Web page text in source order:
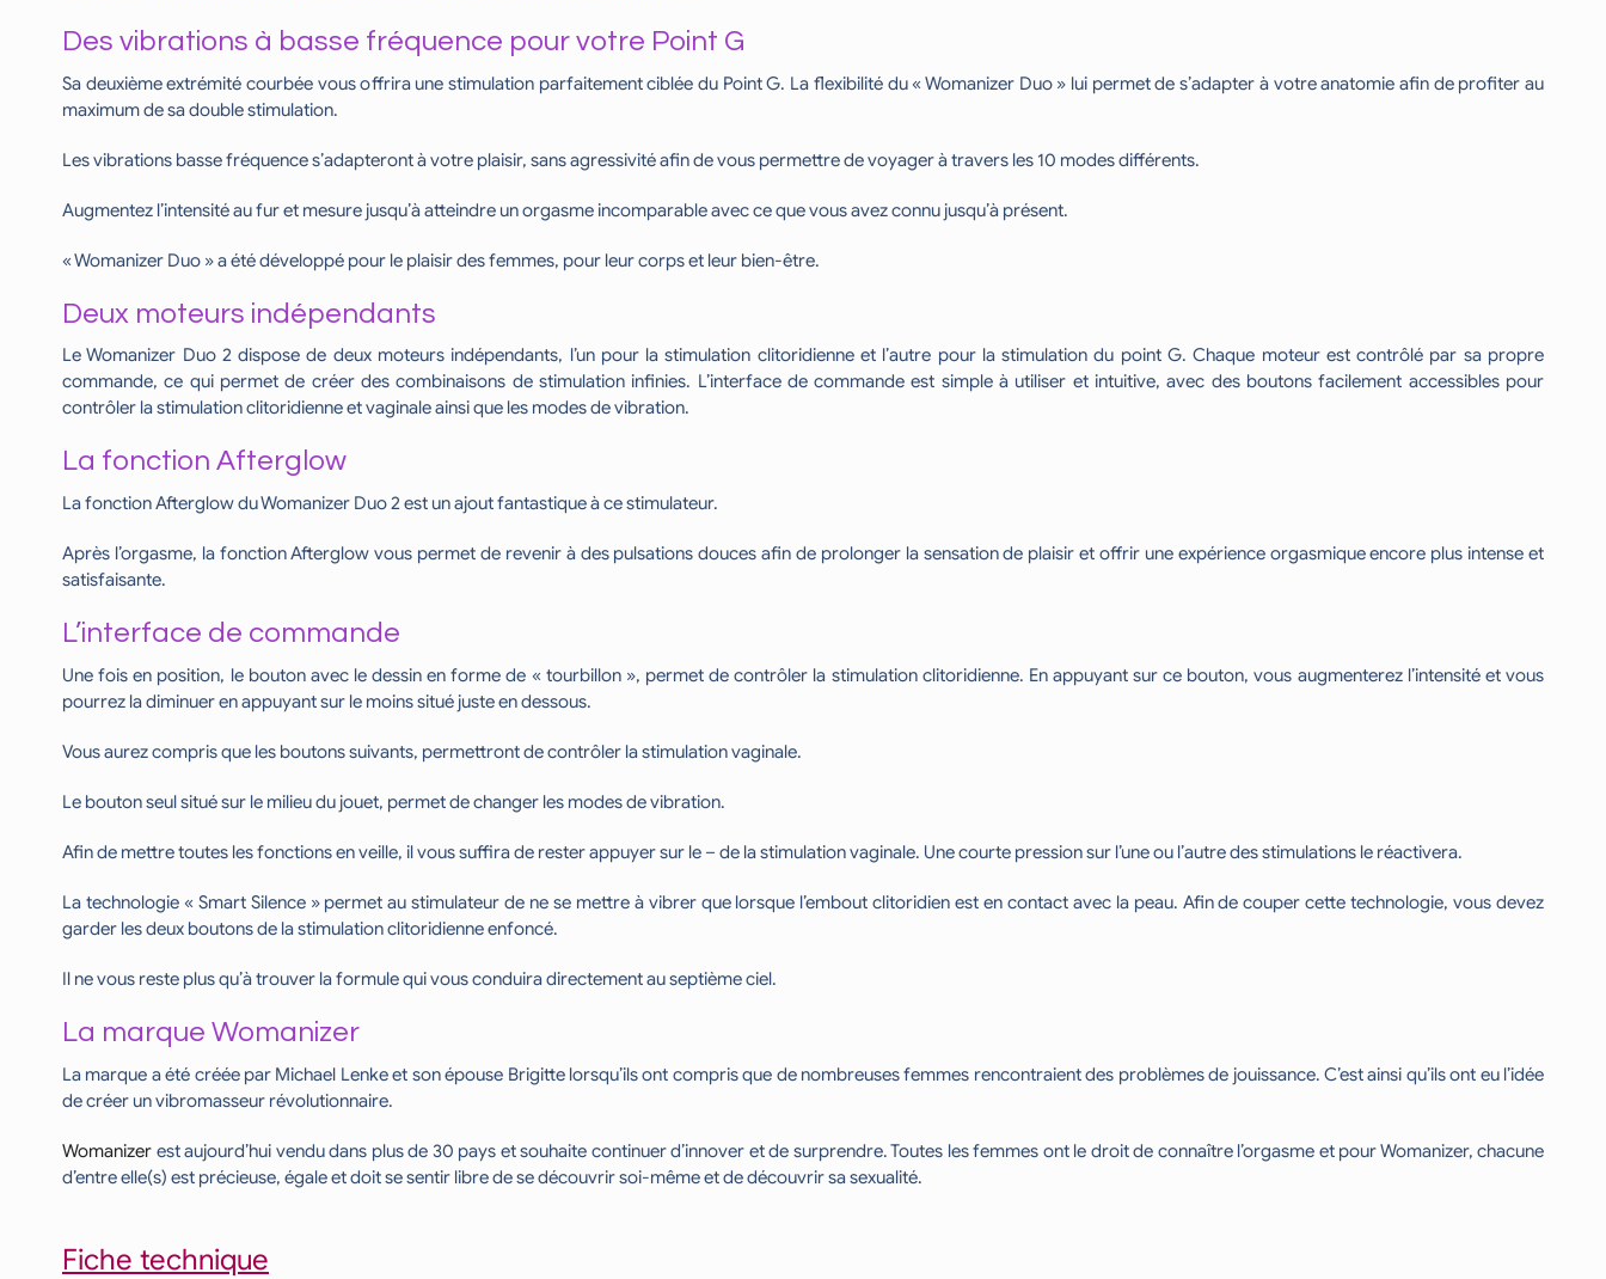
Des vibrations à basse fréquence pour votre Point G
Sa deuxième extrémité courbée vous offrira une stimulation parfaitement ciblée du Point G. La flexibilité du « Womanizer Duo » lui permet de s’adapter à votre anatomie afin de profiter au
maximum de sa double stimulation.
Les vibrations basse fréquence s’adapteront à votre plaisir, sans agressivité afin de vous permettre de voyager à travers les 10 modes différents.
Augmentez l’intensité au fur et mesure jusqu’à atteindre un orgasme incomparable avec ce que vous avez connu jusqu’à présent.
« Womanizer Duo » a été développé pour le plaisir des femmes, pour leur corps et leur bien-être.
Deux moteurs indépendants
Le Womanizer Duo 2 dispose de deux moteurs indépendants, l’un pour la stimulation clitoridienne et l’autre pour la stimulation du point G. Chaque moteur est contrôlé par sa propre
commande, ce qui permet de créer des combinaisons de stimulation infinies. L’interface de commande est simple à utiliser et intuitive, avec des boutons facilement accessibles pour
contrôler la stimulation clitoridienne et vaginale ainsi que les modes de vibration.
La fonction Afterglow
La fonction Afterglow du Womanizer Duo 2 est un ajout fantastique à ce stimulateur.
Après l’orgasme, la fonction Afterglow vous permet de revenir à des pulsations douces afin de prolonger la sensation de plaisir et offrir une expérience orgasmique encore plus intense et
satisfaisante.
L’interface de commande
Une fois en position, le bouton avec le dessin en forme de « tourbillon », permet de contrôler la stimulation clitoridienne. En appuyant sur ce bouton, vous augmenterez l’intensité et vous
pourrez la diminuer en appuyant sur le moins situé juste en dessous.
Vous aurez compris que les boutons suivants, permettront de contrôler la stimulation vaginale.
Le bouton seul situé sur le milieu du jouet, permet de changer les modes de vibration.
Afin de mettre toutes les fonctions en veille, il vous suffira de rester appuyer sur le – de la stimulation vaginale. Une courte pression sur l’une ou l’autre des stimulations le réactivera.
La technologie « Smart Silence » permet au stimulateur de ne se mettre à vibrer que lorsque l’embout clitoridien est en contact avec la peau. Afin de couper cette technologie, vous devez
garder les deux boutons de la stimulation clitoridienne enfoncé.
Il ne vous reste plus qu’à trouver la formule qui vous conduira directement au septième ciel.
La marque Womanizer
La marque a été créée par Michael Lenke et son épouse Brigitte lorsqu’ils ont compris que de nombreuses femmes rencontraient des problèmes de jouissance. C’est ainsi qu’ils ont eu l’idée
de créer un vibromasseur révolutionnaire.
Womanizer est aujourd’hui vendu dans plus de 30 pays et souhaite continuer d’innover et de surprendre. Toutes les femmes ont le droit de connaître l’orgasme et pour Womanizer, chacune
d’entre elle(s) est précieuse, égale et doit se sentir libre de se découvrir soi-même et de découvrir sa sexualité.
Fiche technique